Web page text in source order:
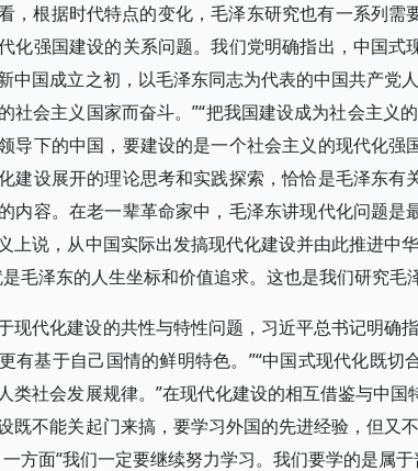
，根据时代特点的变化，毛泽东研究也有一系列需
化强国建设的关系问题。我们党明确指出，中国式
中国成立之初，以毛泽东同志为代表的中国共产党
社会主义国家而奋斗。”“把我国建设成为社会主义
导下的中国，要建设的是一个社会主义的现代化强
建设展开的理论思考和实践探索，恰恰是毛泽东有
内容。在老一辈革命家中，毛泽东讲现代化问题是
上说，从中国实际出发搞现代化建设并由此推进中
毛泽东的人生坐标和价值追求。这也是我们研究毛
现代化建设的共性与特性问题，习近平总书记明确
有基于自己国情的鲜明特色。”“中国式现代化既切
类社会发展规律。”在现代化建设的相互借鉴与中
既不能关起门来搞，要学习外国的先进经验，但又
方面“我们一定要继续努力学习。我们要学的是属